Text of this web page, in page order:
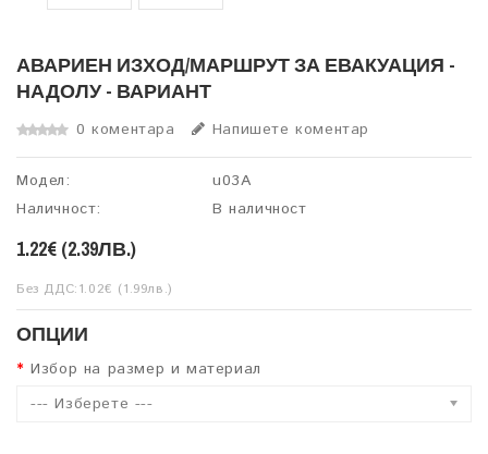
АВАРИЕН ИЗХОД/МАРШРУТ ЗА ЕВАКУАЦИЯ -
НАДОЛУ - ВАРИАНТ
0 коментара Напишете коментар
Модел:
u03A
Наличност:
В наличност
1.22€ (2.39ЛВ.)
Без ДДС:1.02€ (1.99лв.)
ОПЦИИ
Избор на размер и материал
--- Изберете ---